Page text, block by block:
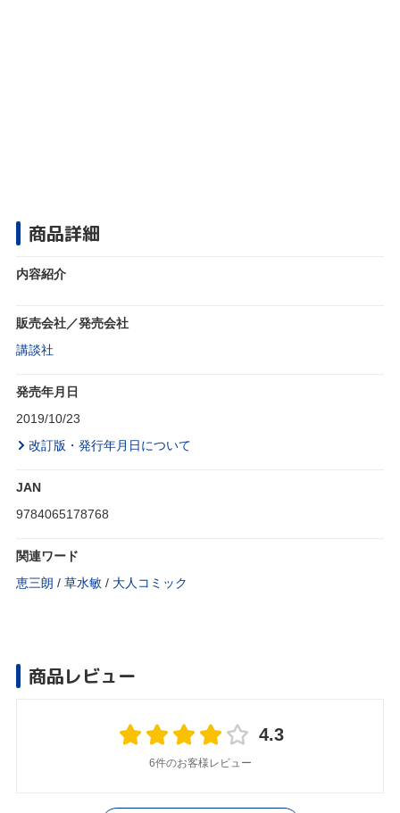
商品詳細
内容紹介
販売会社／発売会社
講談社
発売年月日
2019/10/23
改訂版・発行年月日について
JAN
9784065178768
関連ワード
恵三朗 / 草水敏 / 大人コミック
商品レビュー
4.3
6件のお客様レビュー